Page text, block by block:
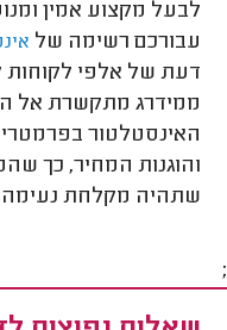
לבעל מקצוע אמין
עבורכם רשימה של
דעת של אלפי לקוחות
ממידרג מתקשרת אל
האינסטלטור
והוגנות המחיר, כך
שתהיה מקלחת נעימה
;